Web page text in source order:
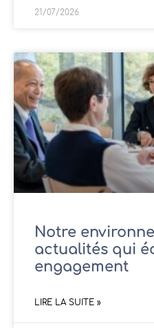
21/07/2026
Notre
actualités qui
engagement
LIRE LA SUITE »